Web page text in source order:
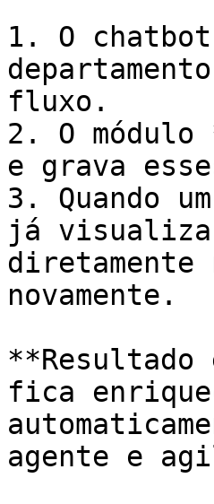
1. O
fluxo.
2. O
e grava
3. Quando
já visualiza
novamente.
**Resultado
fica
agente e